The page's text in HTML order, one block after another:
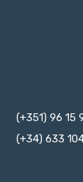
(+351) 96 15
(+34) 633